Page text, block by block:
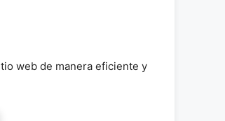
web de manera eficiente y